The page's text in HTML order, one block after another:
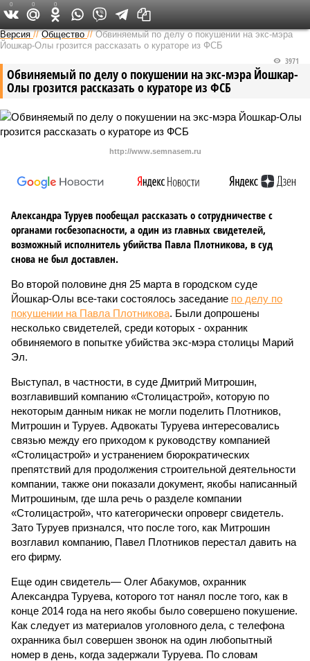
Версия в Чувашии
Версия //Общество //Обвиняемый по делу о покушении на экс-мэра
Йошкар-Олы грозится рассказать о кураторе из ФСБ
Обвиняемый по делу о покушении на экс-мэра Йошкар-
Олы грозится рассказать о кураторе из ФСБ
3971
http://www.semnasem.ru
Александра Туруев пообещал рассказать о сотрудничестве с
органами госбезопасности, а один из главных свидетелей,
возможный исполнитель убийства Павла Плотникова, в суд
снова не был доставлен.
Во второй половине дня 25 марта в городском суде
Йошкар-Олы все-таки состоялось заседание по делу по
покушении на Павла Плотникова. Были допрошены
несколько свидетелей, среди которых - охранник
обвиняемого в попытке убийства экс-мэра столицы Марий
Эл.
Выступал, в частности, в суде Дмитрий Митрошин,
возглавивший компанию «Столицастрой», которую по
некоторым данным никак не могли поделить Плотников,
Митрошин и Туруев. Адвокаты Туруева интересовались
связью между его приходом к руководству компанией
«Столицастрой» и устранением бюрократических
препятствий для продолжения строительной деятельности
компании, также они показали документ, якобы написанный
Митрошиным, где шла речь о разделе компании
«Столицастрой», что категорически опроверг свидетель.
Зато Туруев признался, что после того, как Митрошин
возглавил компанию, Павел Плотников перестал давить на
его фирму.
Еще один свидетель— Олег Абакумов, охранник
Александра Туруева, которого тот нанял после того, как в
конце 2014 года на него якобы было совершено покушение.
Как следует из материалов уголовного дела, с телефона
охранника был совершен звонок на один любопытный
номер в день, когда задержали Туруева. По словам
0 0 0